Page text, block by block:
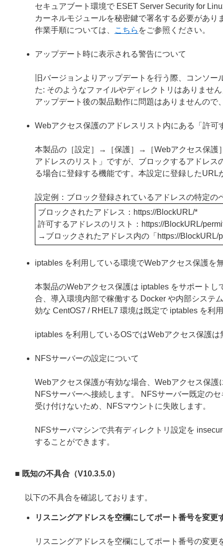
セキュアブート環境で ESET Server Security for
カーネルモジュールを秘密鍵で署名する必要があり
作業手順については、
こちら をご参照ください。
アップデート時に表示される警告について
旧バージョンよりアップデートを行う際、コンソ
た: そのようなファイルやディレクトリはありませ
アップデート後の製品動作に問題はありませんので
Webアクセス保護のアドレスリスト内にある「許可
本製品の［設定］→［保護］→［Webアクセス保
アドレスのリスト」ですが、ブロックするアドレ
る場合に登録する機能です。本設定に登録した
設定例：ブロック登録されているアドレスの特定の
ブロックされたアドレス：https://BlockURL/*
許可するアドレスのリスト：https://BlockURL/
→ブロックされたアドレス内の「https://BlockURL/
iptables を利用している環境でWebアクセス保護を
本製品のWebアクセス保護は iptables をサポート
合、導入環境内部で稼働する Docker や内部システ
効な CentOS7 / RHEL7 環境は既定で iptables を利
iptables を利用しているOSではWebアクセス保護
NFSサーバーの設定について
Webアクセス保護が有効な場合、Webアクセス保
NFSサーバーへ接続します。 NFSサーバー既定の
受け付けないため、NFSマウントに失敗します。
NFSサーバマシンで共有ディレクトリ設定を
することができます。
■ 既知の不具合（V10.3.5.0）
以下の不具合を確認しております。
リスニングアドレスを空欄にしてポート番号を変
リスニングアドレスを空欄にしてポート番号の変